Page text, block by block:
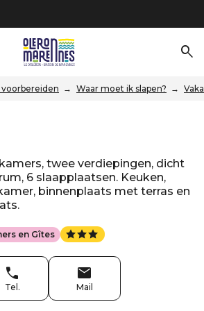
Waar moet ik slapen?
twee verdiepingen, dicht
6 slaapplaatsen. Keuken,
binnenplaats met terras en
en Gîtes
Tel. Mail